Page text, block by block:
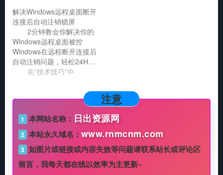
解决Windows远程桌面断开
连接后自动注销锁屏
2分钟教会你解决你的
Windows远程桌面被控
Windows在远程断开连接后
自动注销问题，轻松24H…
在“技术技巧”中
注意
1 本网站名称： 日出资源网
2 本站永久域名： www.rnmcnm.com
3 如图片或链接或内容失效等问题请联系站长或评论区
留言，我每天都在线以效率为主更新~